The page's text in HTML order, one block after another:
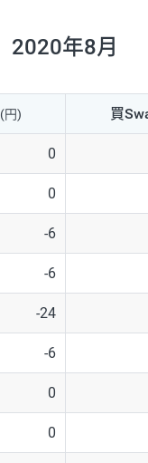
41円
71円
103円
43円
66円
111円
220円
160円
2020年8月
(円) 買
0
0
-6
-6
-24
-6
0
0